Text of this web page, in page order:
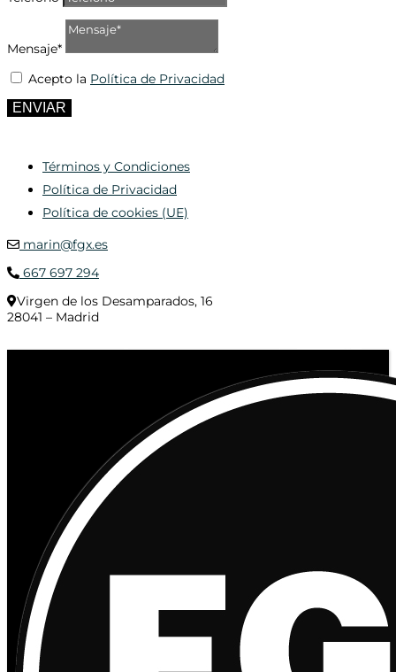
Mensaje*
Acepto la Política de Privacidad
ENVIAR
Términos y Condiciones
Política de Privacidad
Política de cookies (UE)
marin@fgx.es
667 697 294
Virgen de los Desamparados, 16
28041 – Madrid